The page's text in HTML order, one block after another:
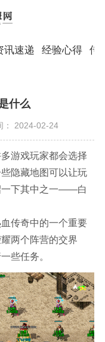
讯速递 经验心得 传
什么
： 2024-02-24
游戏玩家都会选择
隐藏地图可以让玩
一下其中之一——白
传奇中的一个重要
两个阵营的交界
些任务。